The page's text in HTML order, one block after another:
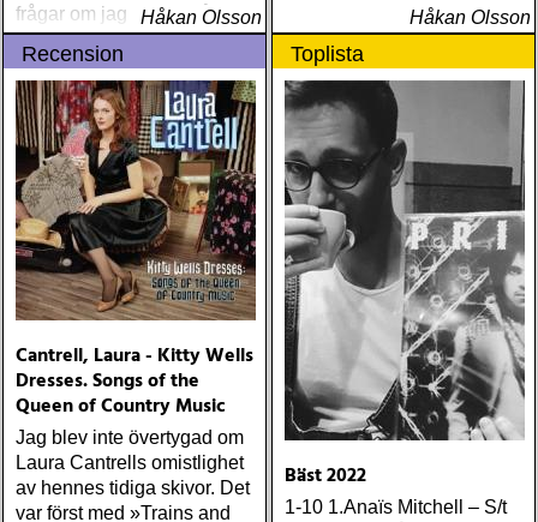
frågar om jag spelar något
instrument
Håkan Olsson Håkan Olsson
Recension
Cantrell, Laura - Kitty Wells
Dresses. Songs of the
Queen of Country Music
Jag blev inte övertygad om
Laura Cantrells omistlighet
av hennes tidiga skivor. Det
var först med »Trains and
Toplista
Bäst 2022
1-10 1.Anaïs Mitchell – S/t